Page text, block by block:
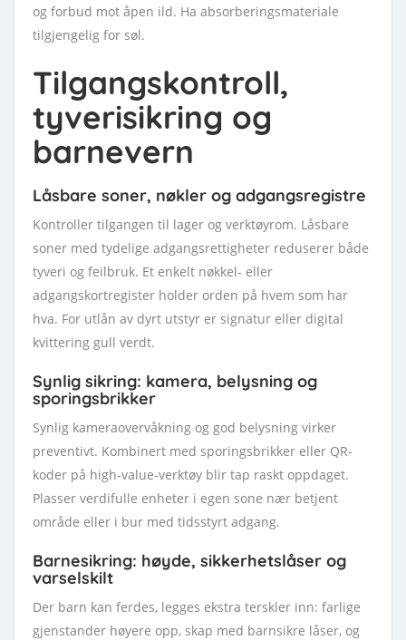
og forbud mot åpen ild. Ha absorberingsmateriale
tilgjengelig for søl.
Tilgangskontroll,
tyverisikring og
barnevern
Låsbare soner, nøkler og adgangsregistre
Kontroller tilgangen til lager og verktøyrom. Låsbare
soner med tydelige adgangsrettigheter reduserer både
tyveri og feilbruk. Et enkelt nøkkel- eller
adgangskortregister holder orden på hvem som har
hva. For utlån av dyrt utstyr er signatur eller digital
kvittering gull verdt.
Synlig sikring: kamera, belysning og
sporingsbrikker
Synlig kameraovervåkning og god belysning virker
preventivt. Kombinert med sporingsbrikker eller QR-
koder på high-value-verktøy blir tap raskt oppdaget.
Plasser verdifulle enheter i egen sone nær betjent
område eller i bur med tidsstyrt adgang.
Barnesikring: høyde, sikkerhetslåser og
varselskilt
Der barn kan ferdes, legges ekstra terskler inn: farlige
gjenstander høyere opp, skap med barnsikre låser, og